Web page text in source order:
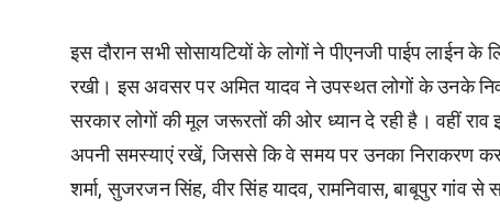
इस दौरान सभी सोसायटियों के लोगों ने पीएनजी पाईप लाईन के
रखी। इस अवसर पर अमित यादव ने उपस्थत लोगों के उनके
सरकार लोगों की मूल जरूरतों की ओर ध्यान दे रही है। वहीं
अपनी समस्याएं रखें, जिससे कि वे समय पर उनका निराकरण
शर्मा, सुजरजन सिंह, वीर सिंह यादव, रामनिवास, बाबूपुर गांव से